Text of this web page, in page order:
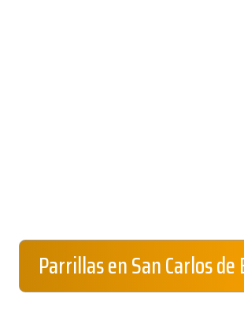
Parrillas en San Carlos